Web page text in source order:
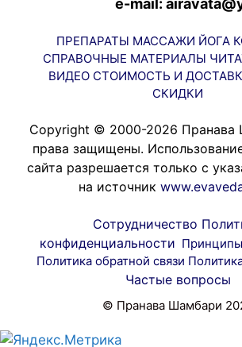
e-mail:
ПРЕПАРАТЫ МАССАЖИ ЙОГА
СПРАВОЧНЫЕ МАТЕРИАЛЫ
ВИДЕО СТОИМОСТЬ И
СКИДКИ
Copyright © 2000-2026 Пранава
права защищены.
сайта разрешается только с
на источник
Сотрудничество
конфиденциальности
Политика обратной связи
Частые вопросы
© Пранава Шамбари